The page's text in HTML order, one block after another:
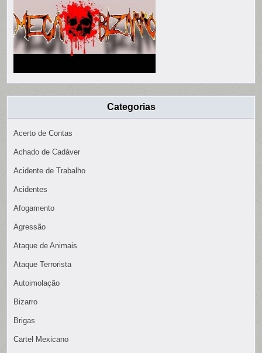
Categorias
Acerto de Contas
Achado de Cadáver
Acidente de Trabalho
Acidentes
Afogamento
Agressão
Ataque de Animais
Ataque Terrorista
Autoimolação
Bizarro
Brigas
Cartel Mexicano